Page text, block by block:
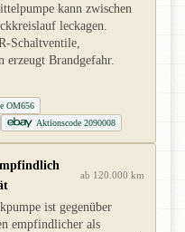
kann zwischen
leckagen.
Schaltventile,
erzeugt Brandgefahr.
OM656
Aktionscode 2090008
ab 120.000 km
ist gegenüber
empfindlicher als